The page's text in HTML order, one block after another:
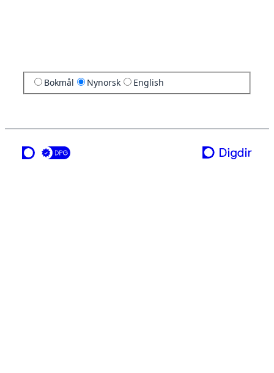
Bokmål Nynorsk English